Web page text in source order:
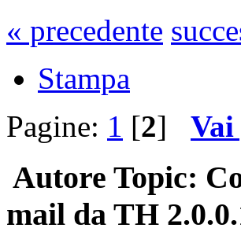
« precedente
Stampa
Pagine: 1 [2]
Autore Topic:
mail da TH